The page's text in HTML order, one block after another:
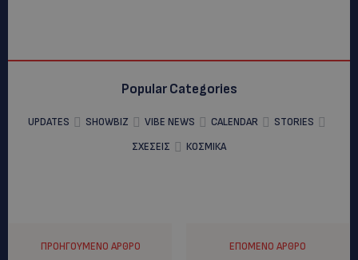
Popular Categories
UPDATES SHOWBIZ VIBE NEWS CALENDAR
STORIES
ΣΧΕΣΕΙΣ
ΚΟΣΜΙΚΑ
ΠΡΟΗΓΟΎΜΕΝΟ ΆΡΘΡΟ ΕΠΌΜΕΝΟ ΆΡΘΡΟ